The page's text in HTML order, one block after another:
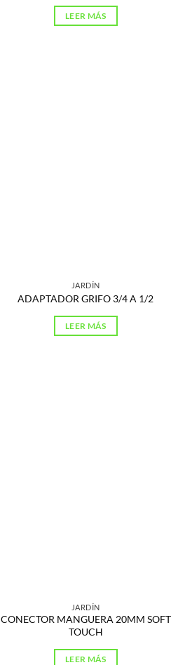
LEER MÁS
JARDÍN
ADAPTADOR GRIFO 3/4 A 1/2
LEER MÁS
JARDÍN
CONECTOR MANGUERA 20MM SOFT
TOUCH
LEER MÁS